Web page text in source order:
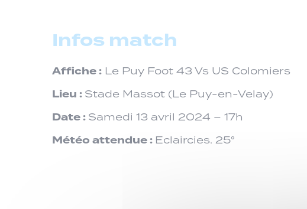
Infos match
Affiche : Le Puy Foot 43 Vs US Colomiers
Lieu : Stade Massot (Le Puy-en-Velay)
Date : Samedi 13 avril 2024 – 17h
Météo attendue : Eclaircies. 25°